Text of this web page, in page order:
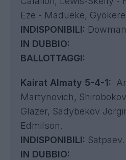
Eze - Madueke,
INDISPONIBILI:
IN DUBBIO:
BALLOTTAGGI:
Kairat Almaty 5-4-1:
Martynovich,
Glazer, Sadybekov
Edmilson.
INDISPONIBILI: Satpaev.
IN DUBBIO: